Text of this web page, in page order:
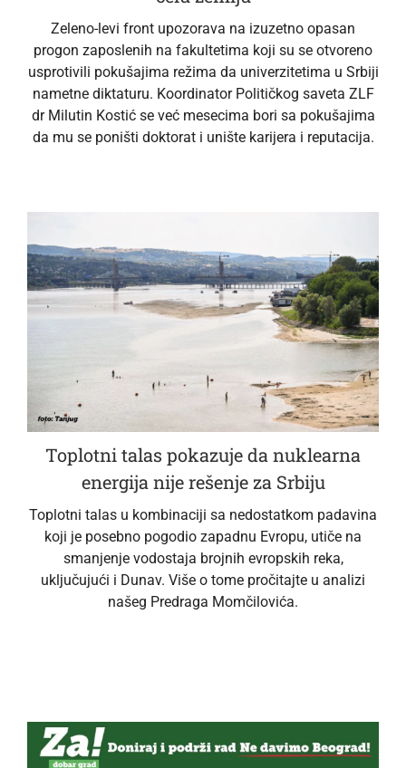
Zeleno-levi front upozorava na izuzetno opasan
progon zaposlenih na fakultetima koji su se otvoreno
usprotivili pokušajima režima da univerzitetima u Srbiji
nametne diktaturu. Koordinator Političkog saveta ZLF
dr Milutin Kostić se već mesecima bori sa pokušajima
da mu se poništi doktorat i unište karijera i reputacija.
Toplotni talas pokazuje da nuklearna
energija nije rešenje za Srbiju
Toplotni talas u kombinaciji sa nedostatkom padavina
koji je posebno pogodio zapadnu Evropu, utiče na
smanjenje vodostaja brojnih evropskih reka,
uključujući i Dunav. Više o tome pročitajte u analizi
našeg Predraga Momčilovića.